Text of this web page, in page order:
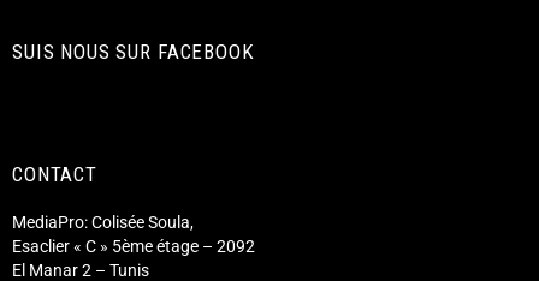
SUIS NOUS SUR FACEBOOK
CONTACT
MediaPro: Colisée Soula,
Esaclier « C » 5ème étage – 2092
El Manar 2 – Tunis